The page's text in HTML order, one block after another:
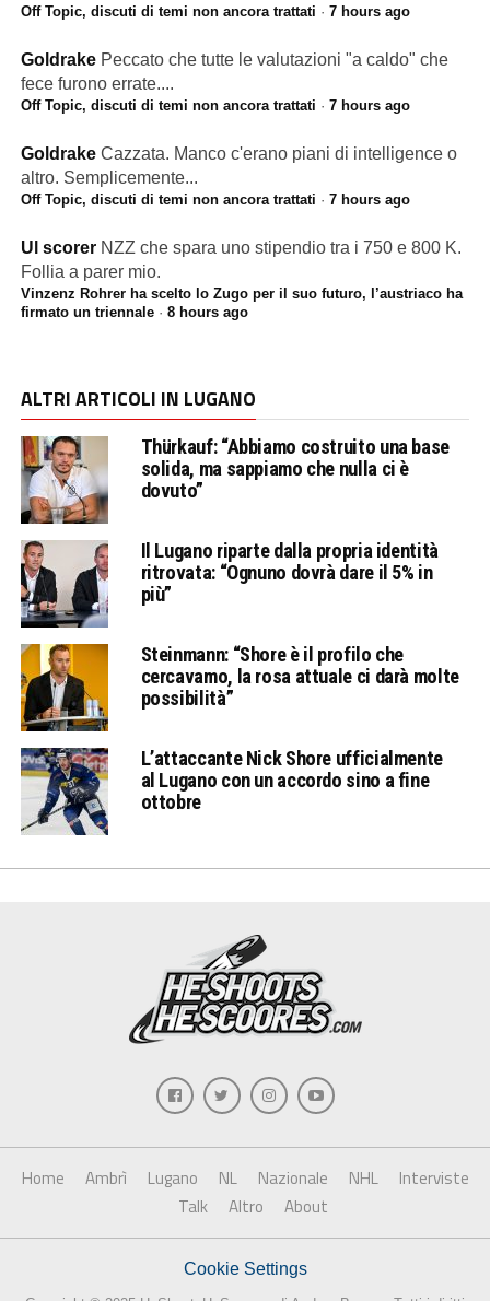
Off Topic, discuti di temi non ancora trattati · 7 hours ago
Goldrake Peccato che tutte le valutazioni "a caldo" che
fece furono errate....
Off Topic, discuti di temi non ancora trattati · 7 hours ago
Goldrake Cazzata. Manco c'erano piani di intelligence o
altro. Semplicemente...
Off Topic, discuti di temi non ancora trattati · 7 hours ago
Ul scorer NZZ che spara uno stipendio tra i 750 e 800 K.
Follia a parer mio.
Vinzenz Rohrer ha scelto lo Zugo per il suo futuro, l’austriaco ha
firmato un triennale· 8 hours ago
ALTRI ARTICOLI IN LUGANO
Thürkauf: “Abbiamo costruito una base
solida, ma sappiamo che nulla ci è
dovuto”
Il Lugano riparte dalla propria identità
ritrovata: “Ognuno dovrà dare il 5% in
più”
Steinmann: “Shore è il profilo che
cercavamo, la rosa attuale ci darà molte
possibilità”
L’attaccante Nick Shore ufficialmente
al Lugano con un accordo sino a fine
ottobre
Home Ambrì Lugano NL Nazionale NHL
Interviste
Talk
Altro About
Cookie Settings